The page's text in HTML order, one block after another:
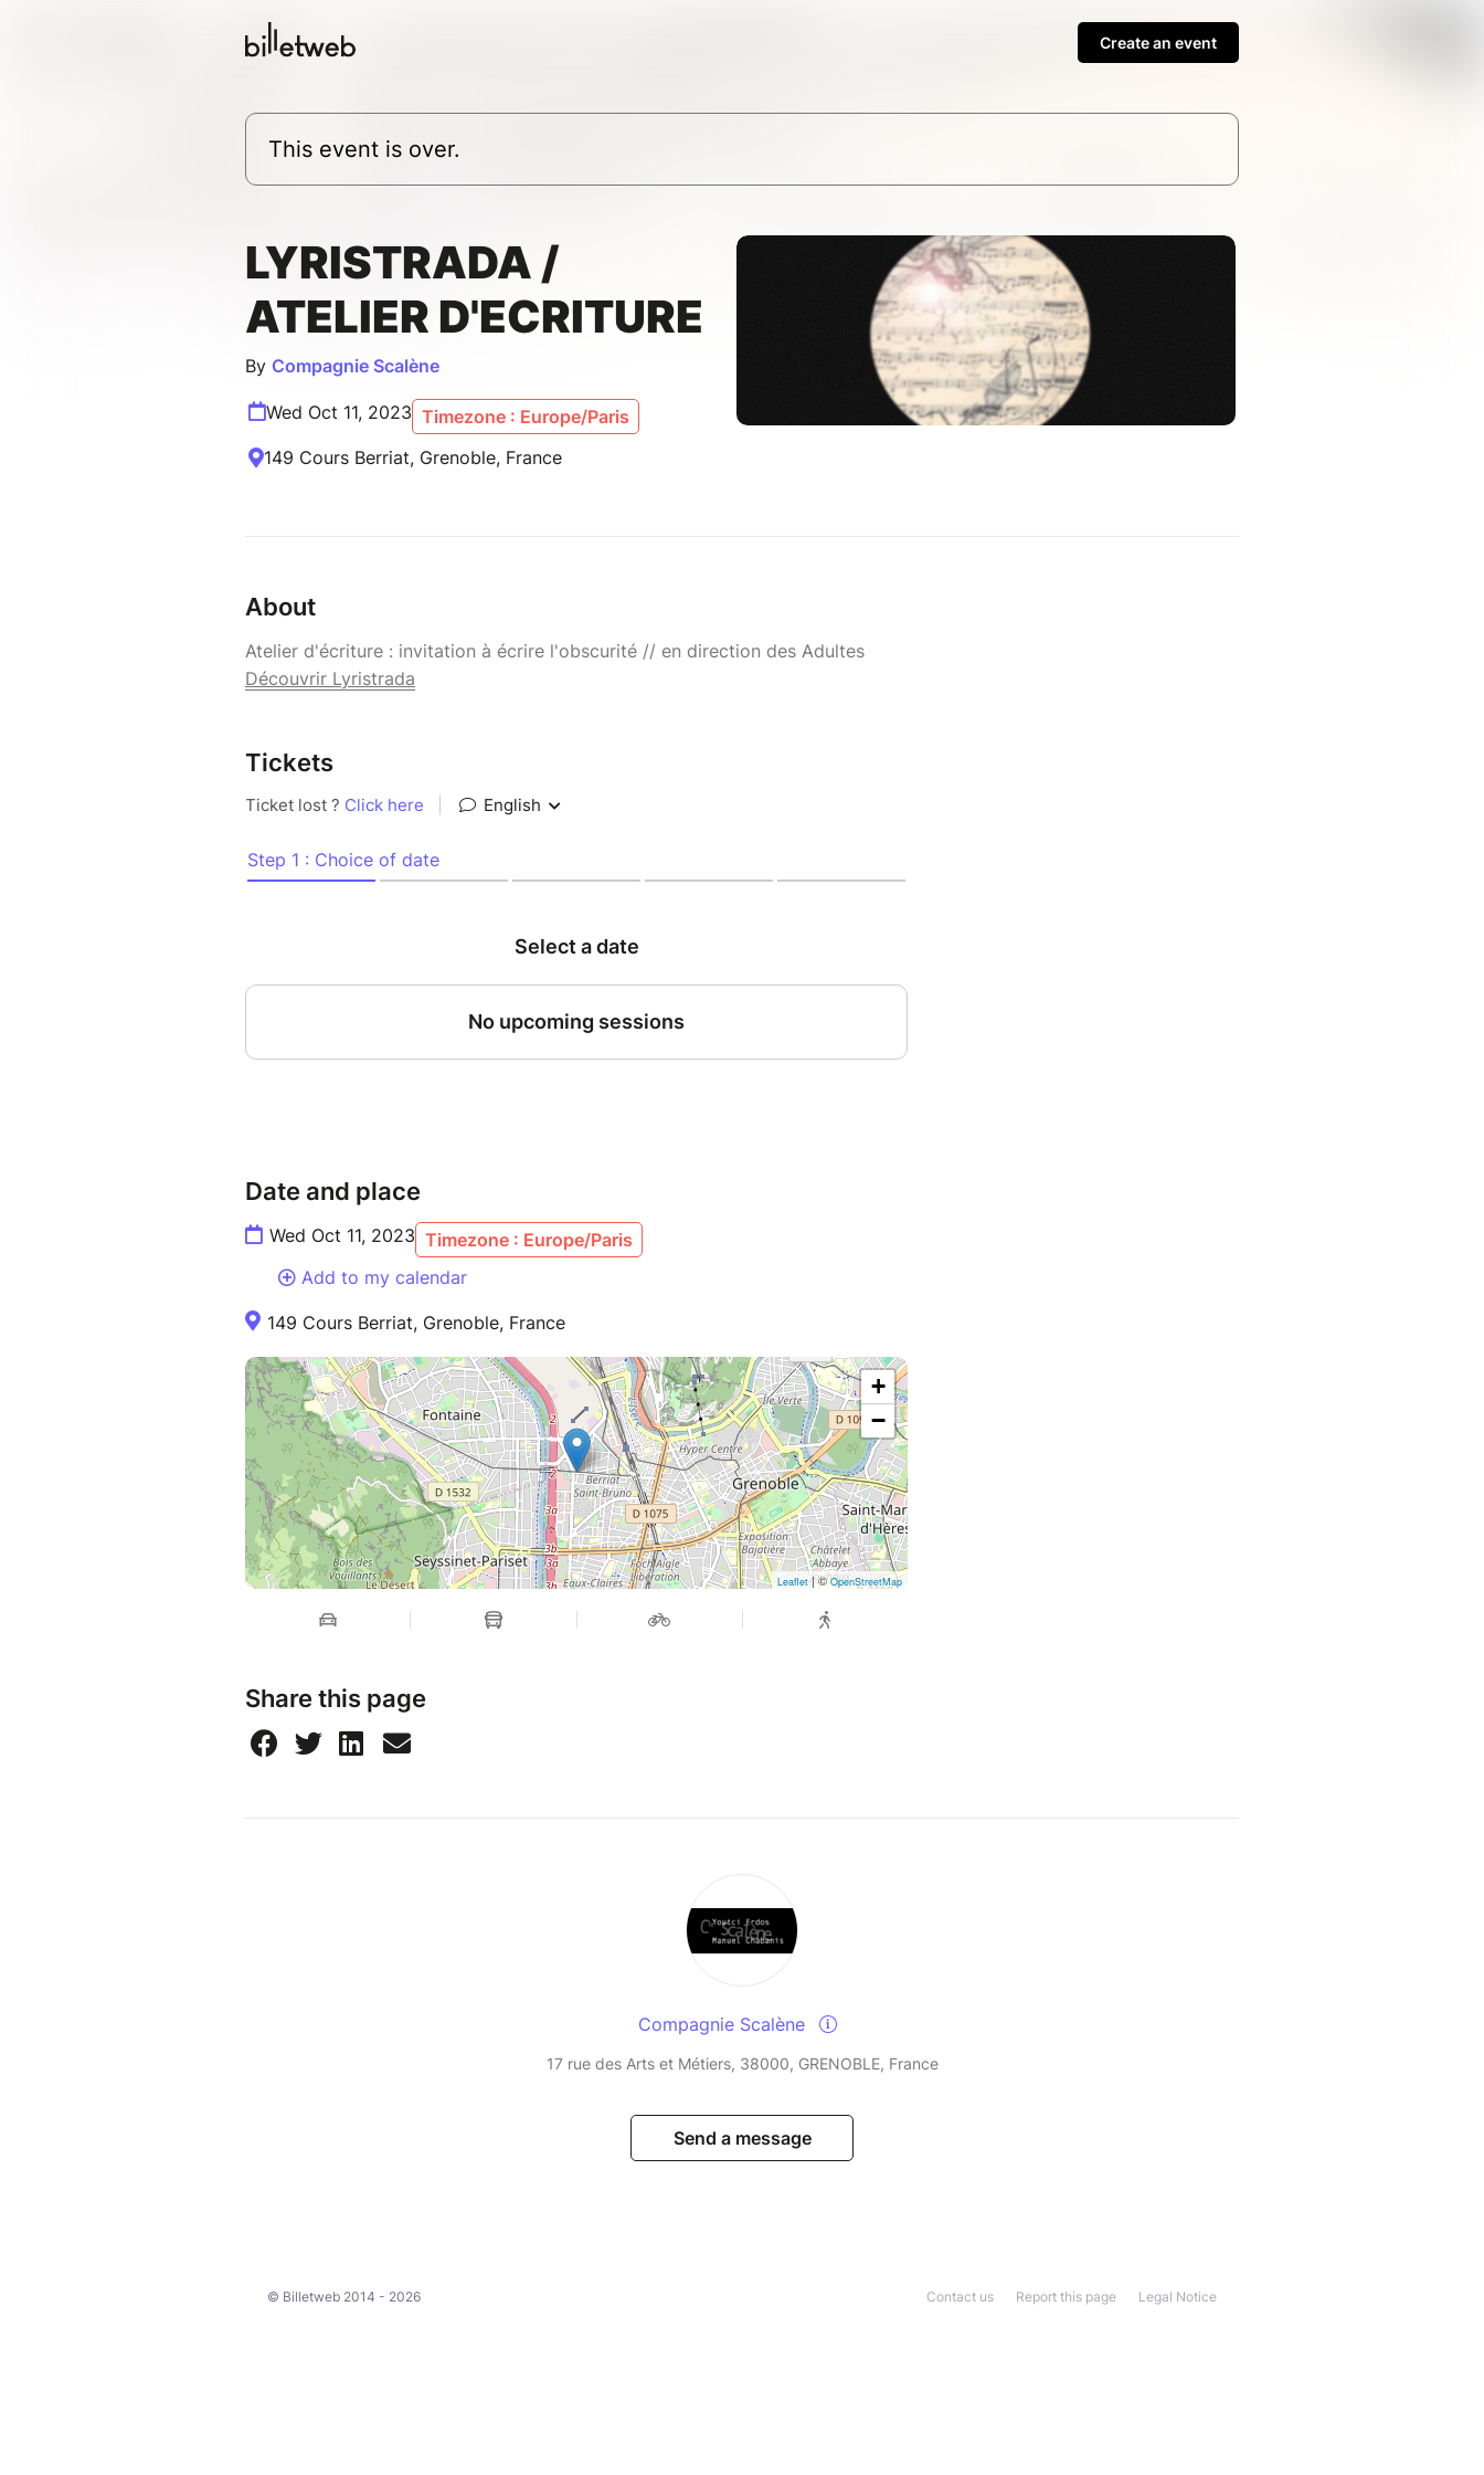
Create an event
This event is over.
LYRISTRADA /
ATELIER D'ECRITURE
By Compagnie Scalène
Wed Oct 11, 2023 Timezone : Europe/Paris
149 Cours Berriat, Grenoble, France
About
Atelier d'écriture : invitation à écrire l'obscurité // en direction des Adultes
Découvrir Lyristrada
Tickets
Date and place
Wed Oct 11, 2023 Timezone : Europe/Paris
Add to my calendar
149 Cours Berriat, Grenoble, France
+
−
Leaflet| ©OpenStreetMap
Share this page
Compagnie Scalène
17 rue des Arts et Métiers, 38000, GRENOBLE, France
Send a message
© Billetweb 2014 - 2026 Legal Notice
Report this page
Contact us